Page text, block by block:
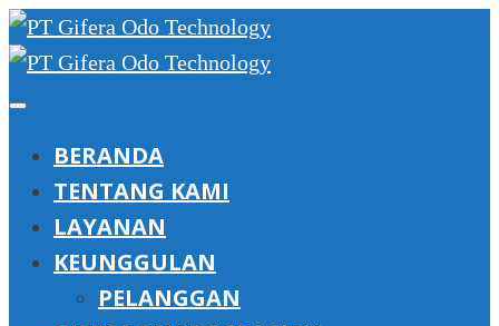
BERANDA
TENTANG KAMI
LAYANAN
KEUNGGULAN
PELANGGAN